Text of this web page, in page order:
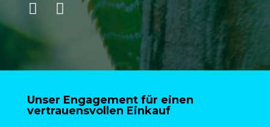
Unser Engagement für einen
vertrauensvollen Einkauf